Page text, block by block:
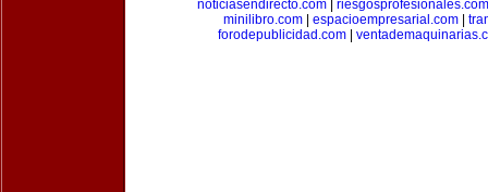
noticiasendirecto.com
riesgosprofesionales.com
minilibro.com| espacioempresarial.com|
forodepublicidad.com|